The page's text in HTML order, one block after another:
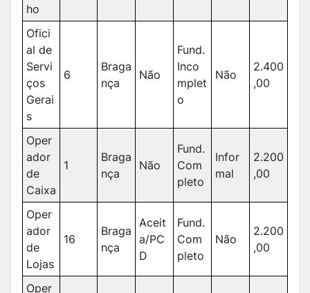
ho
Ofici
al de
Servi
ços
Gerai
s
6
Braga
nça
Não
Fund.
Inco
mplet
o
Não
2.400
,00
Oper
ador
de
Caixa
1
Braga
nça
Não
Fund.
Com
pleto
Infor
mal
2.200
,00
Oper
ador
de
Lojas
16
Braga
nça
Aceit
a/PC
D
Fund.
Com
pleto
Não
2.200
,00
Oper